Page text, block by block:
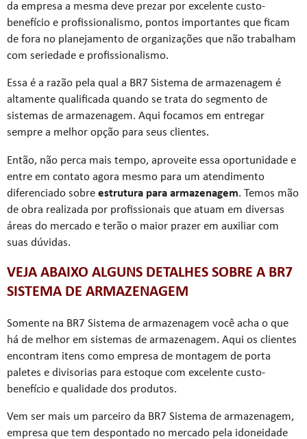
da empresa a mesma deve prezar por excelente custo-
benefício e profissionalismo, pontos importantes que ficam
de fora no planejamento de organizações que não trabalham
com seriedade e profissionalismo.
Essa é a razão pela qual a BR7 Sistema de armazenagem é
altamente qualificada quando se trata do segmento de
sistemas de armazenagem. Aqui focamos em entregar
sempre a melhor opção para seus clientes.
Então, não perca mais tempo, aproveite essa oportunidade e
entre em contato agora mesmo para um atendimento
diferenciado sobre estrutura para armazenagem. Temos mão
de obra realizada por profissionais que atuam em diversas
áreas do mercado e terão o maior prazer em auxiliar com
suas dúvidas.
VEJA ABAIXO ALGUNS DETALHES SOBRE A BR7
SISTEMA DE ARMAZENAGEM
Somente na BR7 Sistema de armazenagem você acha o que
há de melhor em sistemas de armazenagem. Aqui os clientes
encontram itens como empresa de montagem de porta
paletes e divisorias para estoque com excelente custo-
benefício e qualidade dos produtos.
Vem ser mais um parceiro da BR7 Sistema de armazenagem,
empresa que tem despontado no mercado pela idoneidade